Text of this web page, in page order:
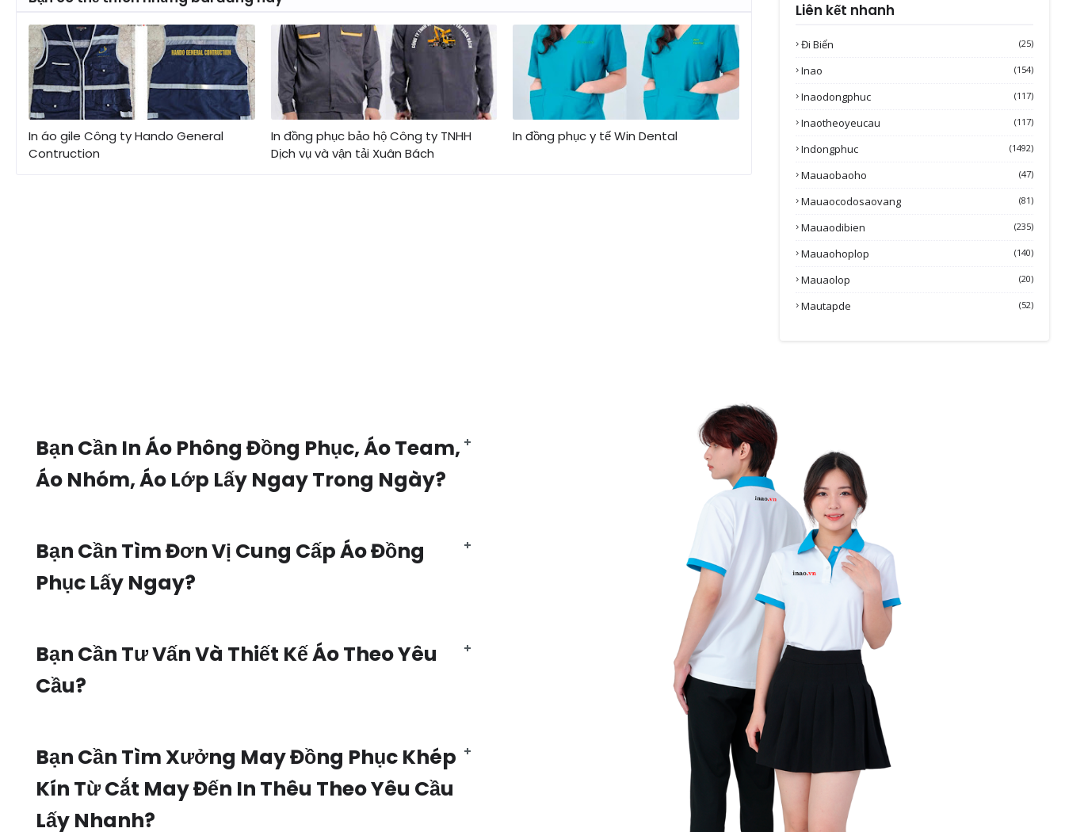
In áo gile Công ty Hando General
Contruction
In đồng phục bảo hộ Công ty TNHH
Dịch vụ và vận tải Xuân Bách
In đồng phục y tế Win Dental
Liên kết nhanh
Đi Biển (25)
Inao (154)
Inaodongphuc (117)
Inaotheoyeucau (117)
Indongphuc (1492)
Mauaobaoho (47)
Mauaocodosaovang (81)
Mauaodibien (235)
Mauaohoplop (140)
Mauaolop (20)
Mautapde (52)
Bạn Cần In Áo Phông Đồng Phục, Áo Team,
Áo Nhóm, Áo Lớp Lấy Ngay Trong Ngày?
Bạn Cần Tìm Đơn Vị Cung Cấp Áo Đồng
Phục Lấy Ngay?
Bạn Cần Tư Vấn Và Thiết Kế Áo Theo Yêu
Cầu?
Bạn Cần Tìm Xưởng May Đồng Phục Khép
Kín Từ Cắt May Đến In Thêu Theo Yêu Cầu
Lấy Nhanh?